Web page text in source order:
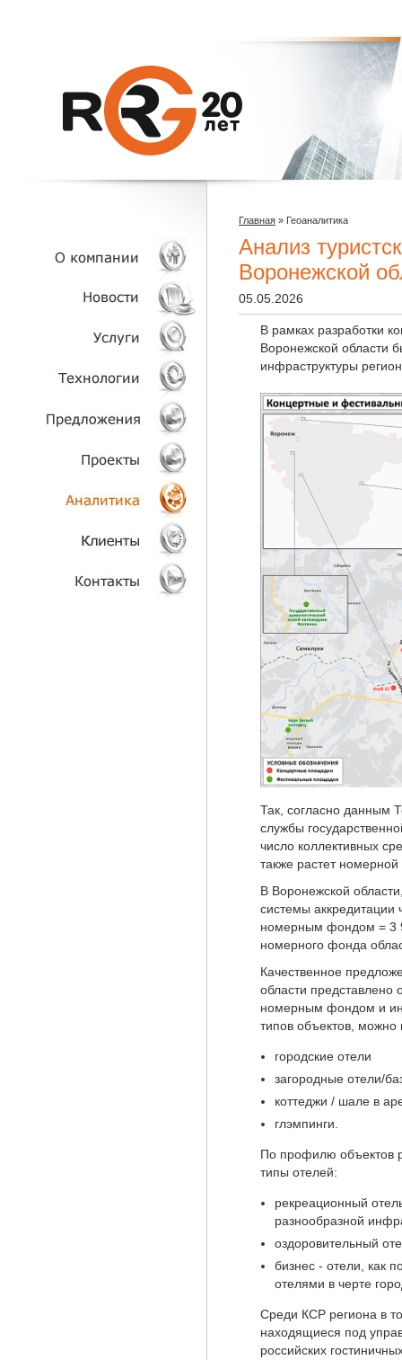
О КОМПАНИИ
НОВОСТИ
УСЛУГИ
ТЕХНОЛОГИИ
ОБЪЕКТЫ
ПРОЕКТЫ
АНАЛИТИКА
КЛИЕНТЫ
Главная » Геоаналитика
Анализ
Воронежской
05.05.2026
В рамках разработки
Воронежской области
инфраструктуры
Так, согласно данным
службы
число коллективных
также растет
В Воронежской
системы аккредитации
номерным фондом = 3
номерного фонда
Качественное
области
номерным фондом и
типов объектов,
городские отели
загородные отели/
коттеджи / шале в
глэмпинги.
По профилю объектов
типы отелей:
рекреационный
разнообразной
оздоровительный
бизнес - отели, как
отелями в черте
Среди КСР региона в
находящиеся под
российских